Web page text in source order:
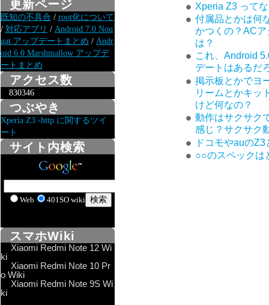
Xperia Z3 って
付属品とかは何
かつくの？AC
は？
これ、Android
デートはあるだ
掲示板とかでヨ
リームとかキッ
けど何なの？
動作はサクサク
感じ？サクサク
ドコモやauの
○○のスペックは
更新ページ
既知の不具合 / root化について
/ 対応アプリ / Android 7.0 Nou
gat アップデートまとめ / Andr
oid 6.0 Marshmallow アップデ
ートまとめ
アクセス数
830346
つぶやき
Xperia Z3 -http に関するツイ
ート
サイト内検索
Web 401SO wiki
スマホWiki
Xiaomi Redmi Note 12 Wi
ki
Xiaomi Redmi Note 10 Pr
o Wiki
Xiaomi Redmi Note 9S Wi
ki